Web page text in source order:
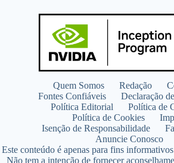
Quem Somos Redação
Fontes Confiáveis
Declaração
Política Editorial
Política de
Política de Cookies
Isenção de Responsabilidade
Anuncie Conosco
Este conteúdo é apenas para fins
Não tem a intenção de fornecer